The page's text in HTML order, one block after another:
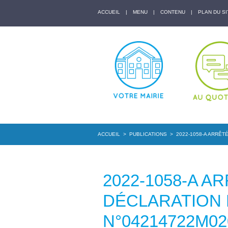
ACCUEIL | MENU | CONTENU | PLAN DU
ACCUEIL > PUBLICATIONS > 2022-1058-A
2022-1058-A
DÉCLARATION